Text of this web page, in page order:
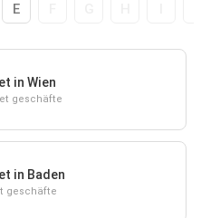
E
in Wien
geschäfte
in Baden
geschäfte